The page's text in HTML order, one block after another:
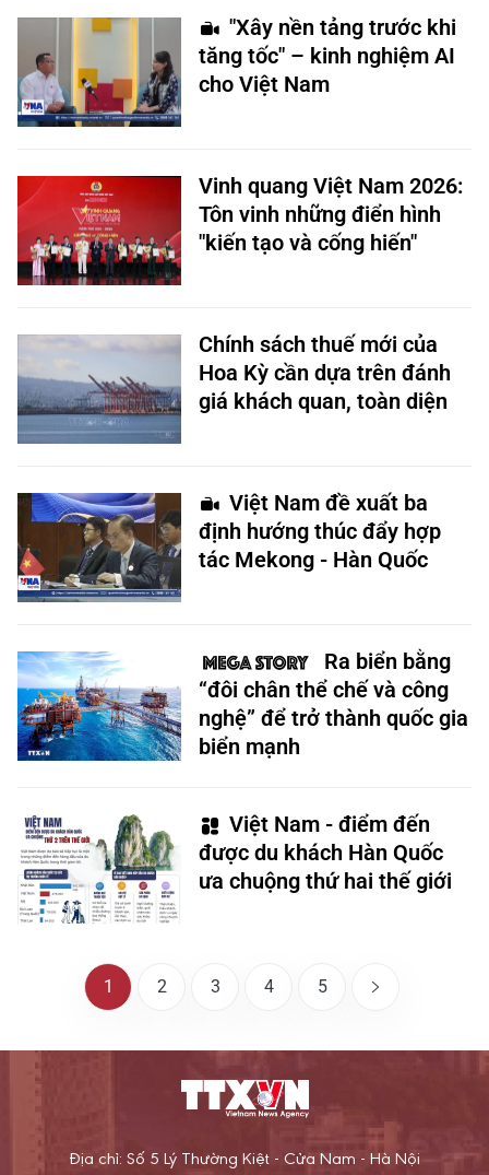
"Xây nền tảng trước khi
tăng tốc" – kinh nghiệm AI
cho Việt Nam
Vinh quang Việt Nam 2026:
Tôn vinh những điển hình
"kiến tạo và cống hiến"
Chính sách thuế mới của
Hoa Kỳ cần dựa trên đánh
giá khách quan, toàn diện
Việt Nam đề xuất ba
định hướng thúc đẩy hợp
tác Mekong - Hàn Quốc
Ra biển bằng
“đôi chân thể chế và công
nghệ” để trở thành quốc gia
biển mạnh
Việt Nam - điểm đến
được du khách Hàn Quốc
ưa chuộng thứ hai thế giới
1 2 3 4 5
Địa chỉ: Số 5 Lý Thường Kiệt - Cửa Nam - Hà Nội